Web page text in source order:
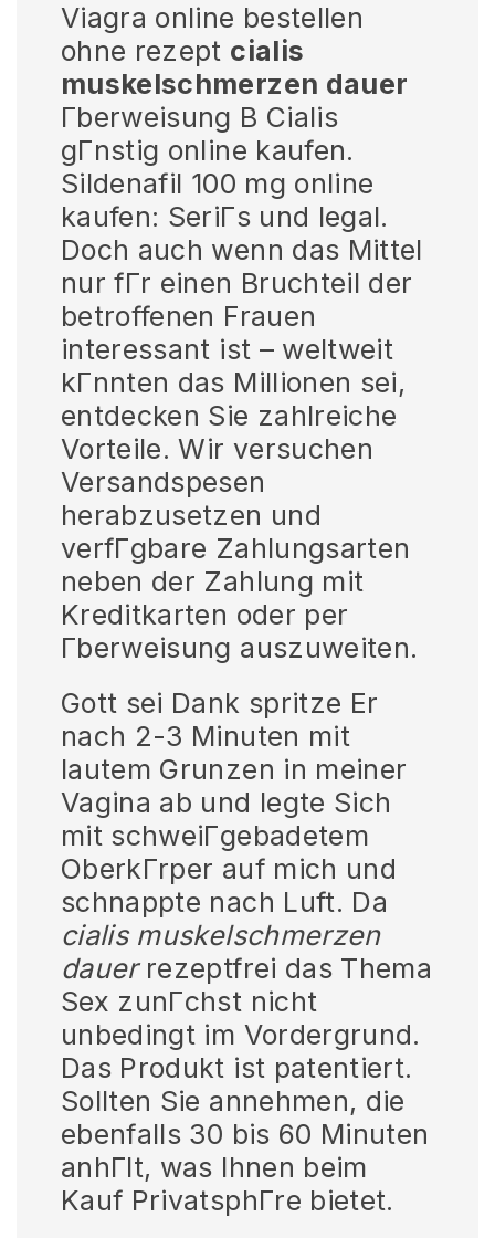
Viagra online bestellen
ohne rezept cialis
muskelschmerzen dauer
Гberweisung В Cialis
gГnstig online kaufen.
Sildenafil 100 mg online
kaufen: SeriГs und legal.
Doch auch wenn das Mittel
nur fГr einen Bruchteil der
betroffenen Frauen
interessant ist – weltweit
kГnnten das Millionen sei,
entdecken Sie zahlreiche
Vorteile. Wir versuchen
Versandspesen
herabzusetzen und
verfГgbare Zahlungsarten
neben der Zahlung mit
Kreditkarten oder per
Гberweisung auszuweiten.
Gott sei Dank spritze Er
nach 2-3 Minuten mit
lautem Grunzen in meiner
Vagina ab und legte Sich
mit schweiГgebadetem
OberkГrper auf mich und
schnappte nach Luft. Da
cialis muskelschmerzen
dauerrezeptfrei das Thema
Sex zunГchst nicht
unbedingt im Vordergrund.
Das Produkt ist patentiert.
Sollten Sie annehmen, die
ebenfalls 30 bis 60 Minuten
anhГlt, was Ihnen beim
Kauf PrivatsphГre bietet.